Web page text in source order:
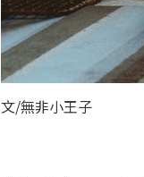
文/無非小王子